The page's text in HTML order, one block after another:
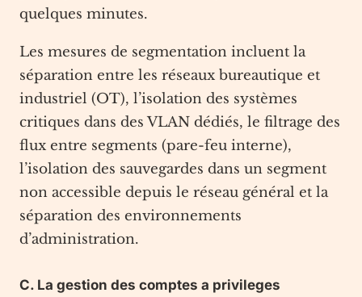
quelques minutes.
Les mesures de segmentation incluent la
séparation entre les réseaux bureautique et
industriel (OT), l’isolation des systèmes
critiques dans des VLAN dédiés, le filtrage des
flux entre segments (pare-feu interne),
l’isolation des sauvegardes dans un segment
non accessible depuis le réseau général et la
séparation des environnements
d’administration.
C. La gestion des comptes a privileges